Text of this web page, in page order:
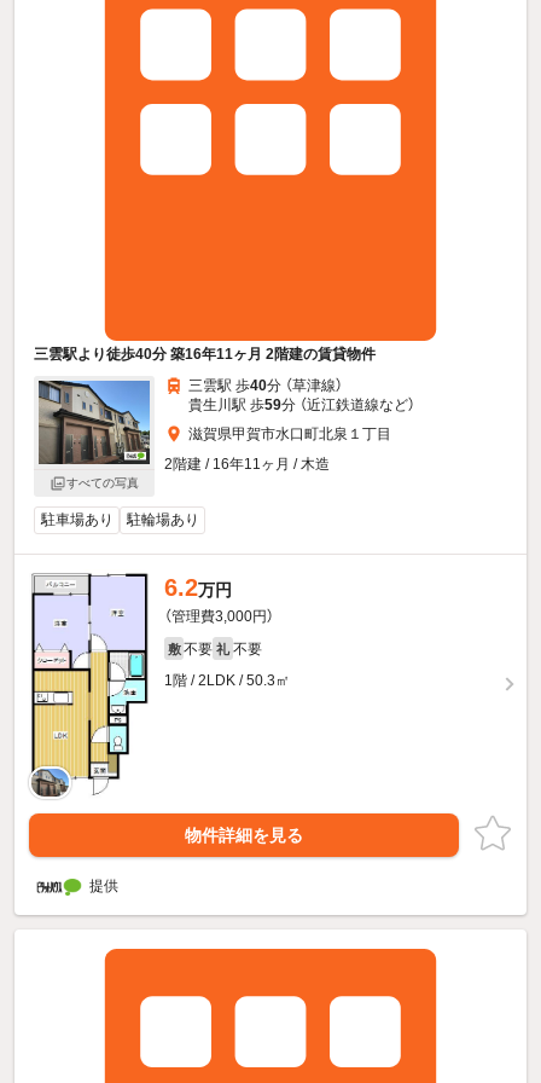
三雲駅より徒歩40分 築16年11ヶ月 2階建の賃貸物件
すべての写真
三雲駅 歩40分 （草津線）
貴生川駅 歩59分 （近江鉄道線など）
滋賀県甲賀市水口町北泉１丁目
2階建 / 16年11ヶ月 / 木造
駐車場あり 駐輪場あり
6.2万円
（管理費3,000円）
敷 不要 礼 不要
1階 / 2LDK / 50.3㎡
物件詳細を見る
提供